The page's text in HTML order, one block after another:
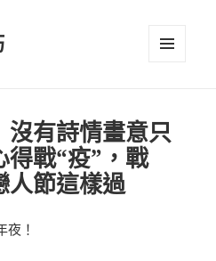
沒有詩情畫意只
得戰“疫”，戰
人節這樣過
夜！